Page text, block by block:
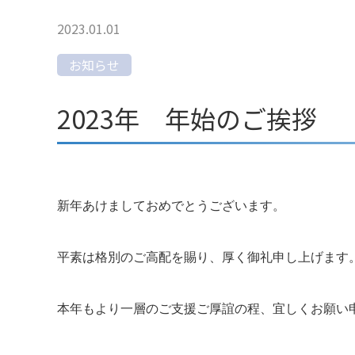
2023.01.01
お知らせ
2023年 年始のご挨拶
新年あけましておめでとうございます。
平素は格別のご高配を賜り、厚く御礼申し上げます
本年もより一層のご支援ご厚誼の程、宜しくお願い